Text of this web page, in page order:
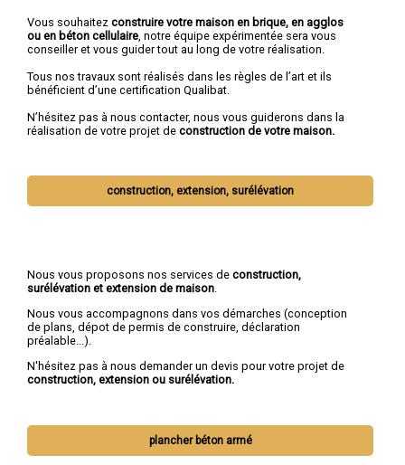
Vous souhaitez construire votre maison en brique, en agglos
ou en béton cellulaire , notre équipe expérimentée sera vous
conseiller et vous guider tout au long de votre réalisation.
Tous nos travaux sont réalisés dans les règles de l’art et ils
bénéficient d’une certification Qualibat.
N’hésitez pas à nous contacter, nous vous guiderons dans la
réalisation de votre projet de construction de votre maison.
construction, extension, surélévation
Nous vous proposons nos services de construction,
surélévation et extension de maison.
Nous vous accompagnons dans vos démarches (conception
de plans, dépot de permis de construire, déclaration
préalable...).
N'hésitez pas à nous demander un devis pour votre projet de
construction, extension ou surélévation.
plancher béton armé